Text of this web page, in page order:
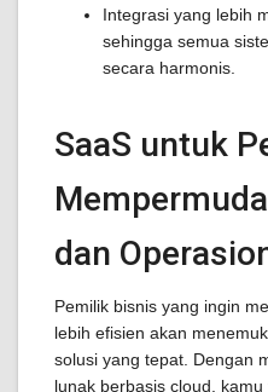
Integrasi yang lebih
sehingga semua
secara harmonis.
SaaS untuk
dan
Pemilik bisnis yang ingin
lebih efisien akan
solusi yang tepat. Dengan
lunak berbasis cloud,